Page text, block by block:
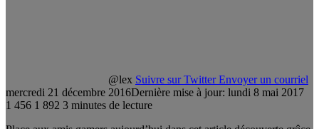
@lex Suivre sur Twitter Envoyer un courriel
mercredi 21 décembre 2016Dernière mise à jour: lundi 8 mai 2017
1 456 1 892 3 minutes de lecture